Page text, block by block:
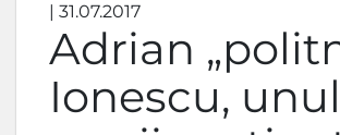
| 31.07.2017
Adrian
Ionescu,